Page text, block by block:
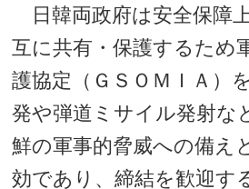
日韓両政府は安全保障
互に共有・保護するため
護協定（ＧＳＯＭＩＡ）
発や弾道ミサイル発射な
鮮の軍事的脅威への備え
効であり、締結を歓迎す